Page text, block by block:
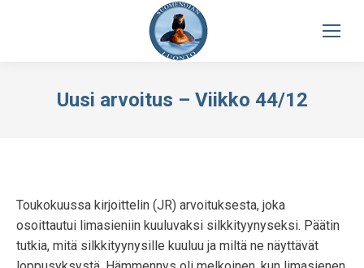
Uusi arvoitus – Viikko 44/12
Toukokuussa kirjoittelin (JR) arvoituksesta, joka
osoittautui limasieniin kuuluvaksi silkkityynyseksi. Päätin
tutkia, mitä silkkityynysille kuuluu ja miltä ne näyttävät